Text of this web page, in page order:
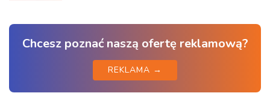
Chcesz poznać naszą ofertę reklamową?
REKLAMA →